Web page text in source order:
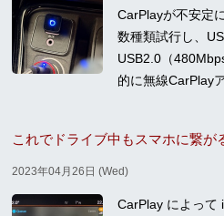
CarPlayが不安定
数種類試行し、
USB2.0（
的に無線CarPlay
2023年04月26日 (Wed)
CarPlay によって